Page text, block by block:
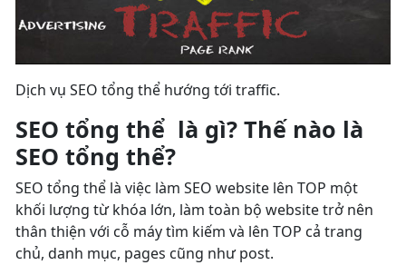
Dịch vụ SEO tổng thể hướng tới traffic.
SEO tổng thể là gì? Thế nào là
SEO tổng thể?
SEO tổng thể là việc làm SEO website lên TOP một
khối lượng từ khóa lớn, làm toàn bộ website trở nên
thân thiện với cỗ máy tìm kiếm và lên TOP cả trang
chủ, danh mục, pages cũng như post.